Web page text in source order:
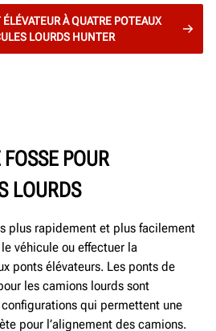
À QUATRE POTEAUX
LOURDS HUNTER
POUR
LOURDS
plus rapidement et plus facilement
véhicule ou effectuer la
ponts élévateurs. Les ponts de
les camions lourds sont
qui permettent une
pour l’alignement des camions.